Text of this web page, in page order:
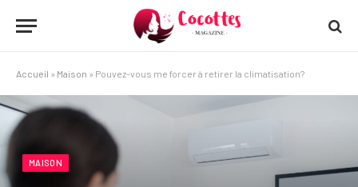
Accueil » Maison » Pouvez-vous me forcer à retirer la climatisation?
MAISON